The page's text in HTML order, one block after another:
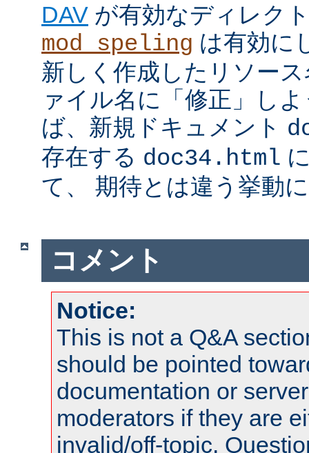
DAV が有効なディレク
mod_speling は有効に
新しく作成したリソー
ァイル名に「修正」し
ば、新規ドキュメント
存在する doc34.html
て、 期待とは違う挙動
コメント
Notice:
This is not a Q&A
should be pointed
documentation or
moderators if they are
invalid/off-topic.